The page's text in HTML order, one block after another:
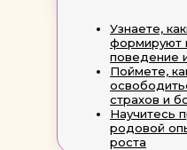
Узнаете,
формируют
поведение
Поймете,
страхов и
Научитесь
родовой
роста